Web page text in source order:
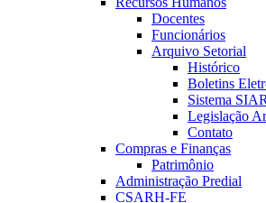
Docentes
Funcionários
Arquivo Setorial
Histórico
Boletins
Sistema
Legislação
Contato
Compras e Finanças
Patrimônio
Administração Predial
CSARH-FE